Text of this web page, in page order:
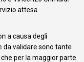
attesa
a causa degli
da validare sono tante
per la maggior parte